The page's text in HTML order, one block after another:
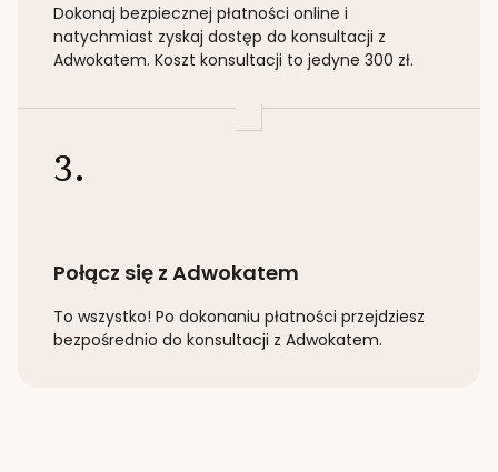
Dokonaj bezpiecznej płatności online i
natychmiast zyskaj dostęp do konsultacji z
Adwokatem. Koszt konsultacji to jedyne 300 zł.
3.
Połącz się z Adwokatem
To wszystko! Po dokonaniu płatności przejdziesz
bezpośrednio do konsultacji z Adwokatem.